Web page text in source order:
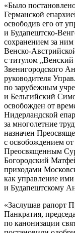
«Было
Германской
освободив его от
и Будапештско-
сохранением за
Венско-
с титулом
Звенигородского
руководителя
по зарубежным
и Бельгийский
освобожден от
Нидерландской
за многолетние
назначен
с освобождением
Преосвященным
Богородский
приходами
как управление
и Будапештскому
«Заслушав рапорт
Панкратия,
по канонизации